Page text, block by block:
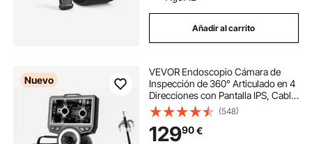
Añadir al carrito
Nuevo
VEVOR Endoscopio Cámara de
Inspección de 360° Articulado en 4
Direcciones con Pantalla IPS, Cable
de 1,5 m, Sonda de 6,2 mm, 32 GB,
3000 mAh, Luces LED, Zoom
Multinivel, para Fontanería y
(548)
12990€